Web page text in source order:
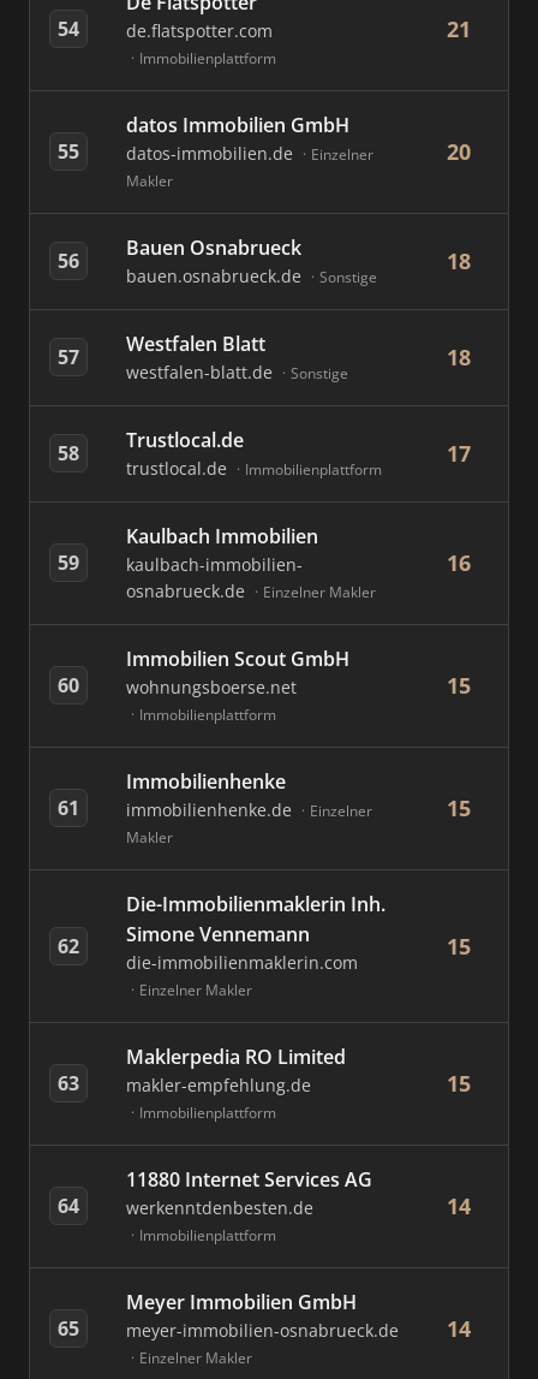
54 de.flatspotter.com
Immobilienplattform
21
55
datos Immobilien GmbH
datos-immobilien.de
Einzelner
Makler
20
56 Bauen Osnabrueck
bauen.osnabrueck.de Sonstige
18
57 Westfalen Blatt
westfalen-blatt.de Sonstige
18
58 Trustlocal.de
trustlocal.de Immobilienplattform
17
59
Kaulbach Immobilien
kaulbach-immobilien-
osnabrueck.de
Einzelner Makler
16
60
Immobilien Scout GmbH
wohnungsboerse.net
Immobilienplattform
15
61
Immobilienhenke
immobilienhenke.de
Einzelner
Makler
15
62
Die-Immobilienmaklerin Inh.
Simone Vennemann
die-immobilienmaklerin.com
Einzelner Makler
15
63
Maklerpedia RO Limited
makler-empfehlung.de
Immobilienplattform
15
64
11880 Internet Services AG
werkenntdenbesten.de
Immobilienplattform
14
65
Meyer Immobilien GmbH
meyer-immobilien-osnabrueck.de
Einzelner Makler
14